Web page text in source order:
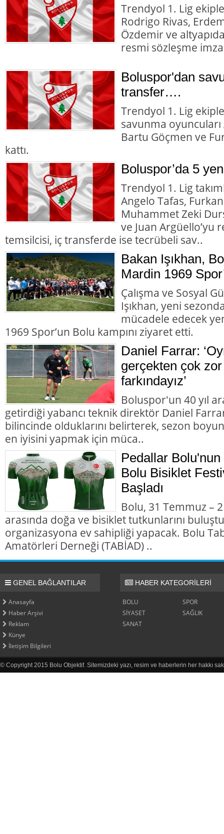
Trendyol 1. Lig
Rodrigo Rivas,
Özdemir ve
resmi sözleşme
Boluspor'dan
transfer….
Trendyol 1. Lig
savunma oyuncuları
Bartu Göçmen ve
kattı.
Boluspor’da 5
Trendyol 1. Lig
Angelo Tafas,
Muhammet Zeki
ve Juan Argüello’yu
temsilcisi, iç transferde ise tecrübeli sav..
Bakan Işıkhan,
Mardin 1969
Çalışma ve Sosyal
Işıkhan, yeni
mücadele edecek
1969 Spor’un Bolu kampını ziyaret etti.
Daniel Farrar:
gerçekten çok
farkındayız’
Boluspor'un 40 yıl
getirdiği yabancı teknik direktör Daniel
bilincinde olduklarını belirterek, sezon
en iyisini yapmak için müca..
Pedallar
Bolu Bisiklet
Başladı
Bolu, 31 Temmuz –
arasında doğa ve bisiklet tutkunlarını
organizasyona ev sahipliği yapacak. Bolu
Amatörleri Derneği (TABİAD) ..
GENEL BAĞLANTILAR
Anasayfa
Haber Arşivi
Reklam
Künye
İletişim Bilgileri
HABER KATEGORİLERİ
BOLU
SPOR
SİYASET
SAĞLIK
SANAT
© Copyright 2015 Bolu Objektif. Sitemizdeki yazı, resim ve haberlerin her hakkı